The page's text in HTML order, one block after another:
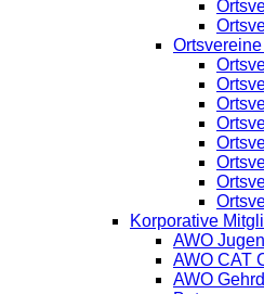
Korporative
AWO
AWO CAT
AWO